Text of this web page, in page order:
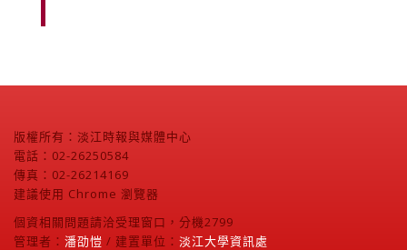
版權所有：淡江時報與媒體中心
電話：02-26250584
傳真：02-26214169
建議使用 Chrome 瀏覽器
個資相關問題請洽受理窗口，分機2799
管理者： 潘劭愷 / 建置單位： 淡江大學資訊處